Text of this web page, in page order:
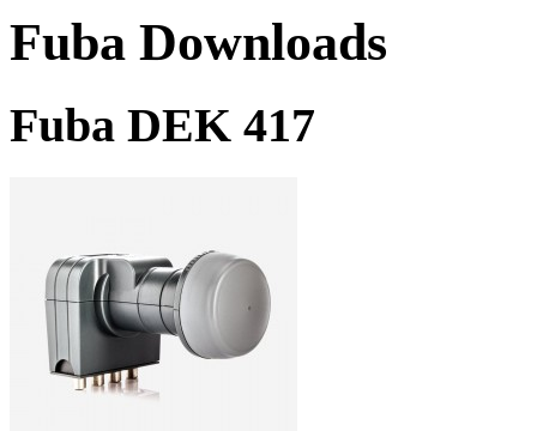
Fuba Downloads
Fuba DEK 417